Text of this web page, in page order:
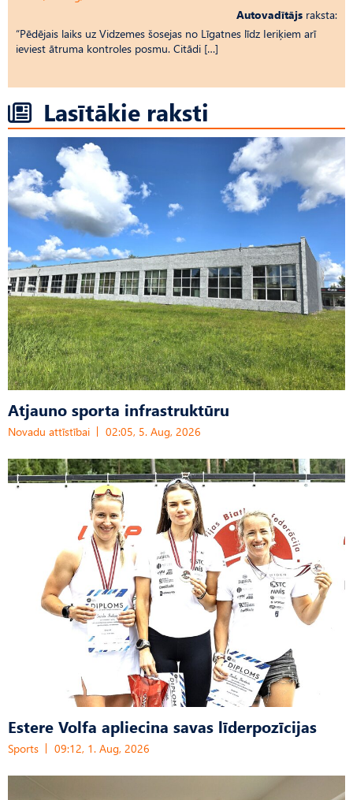
Autovadītājs raksta:
“Pēdējais laiks uz Vid­ze­mes šosejas no Līgatnes līdz Ieriķiem arī
ieviest ātruma kontroles posmu. Citādi […]
Lasītākie raksti
Atjauno sporta infrastruktūru
Novadu attīstībai 02:05, 5. Aug, 2026
Estere Volfa apliecina savas līderpozīcijas
Sports 09:12, 1. Aug, 2026